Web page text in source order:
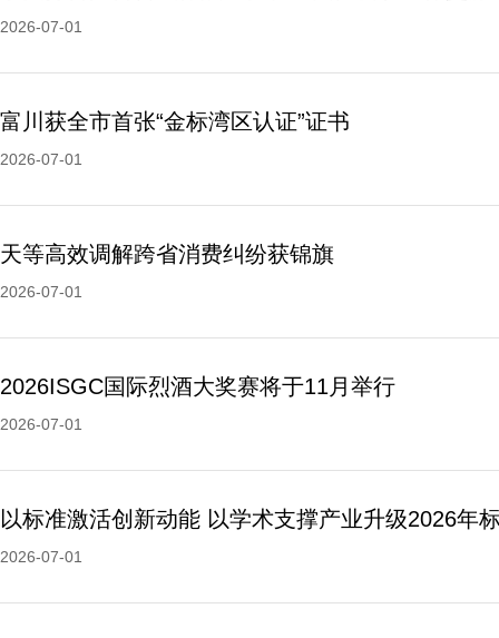
2026-07-01
富川获全市首张“金标湾区认证”证书
2026-07-01
天等高效调解跨省消费纠纷获锦旗
2026-07-01
2026ISGC国际烈酒大奖赛将于11月举行
2026-07-01
2026-07-01